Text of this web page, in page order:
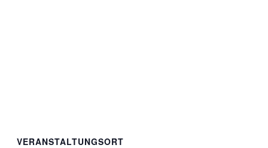
VERANSTALTUNGSORT